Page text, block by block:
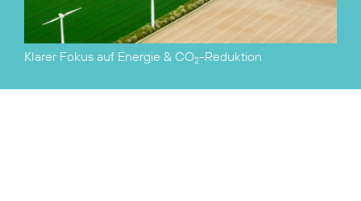
Klarer Fokus auf Energie & CO2-Reduktion